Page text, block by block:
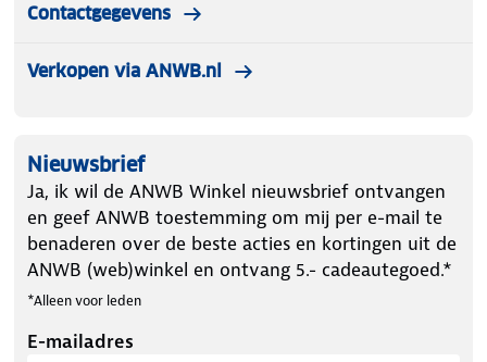
Contactgegevens
Verkopen via ANWB.nl
Nieuwsbrief
Ja, ik wil de ANWB Winkel nieuwsbrief ontvangen
en geef ANWB toestemming om mij per e-mail te
benaderen over de beste acties en kortingen uit de
ANWB (web)winkel en ontvang 5.- cadeautegoed.*
*Alleen voor leden
E-mailadres